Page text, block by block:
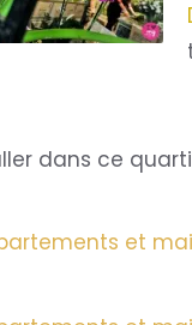
dans ce
et